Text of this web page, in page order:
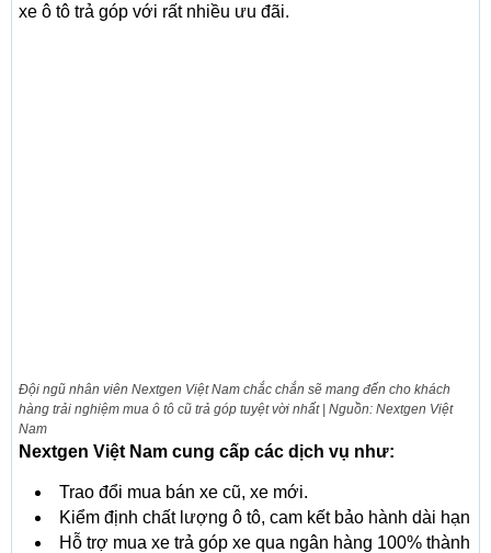
xe ô tô trả góp với rất nhiều ưu đãi.
Đội ngũ nhân viên Nextgen Việt Nam chắc chắn sẽ mang đến cho khách
hàng trải nghiệm mua ô tô cũ trả góp tuyệt vời nhất | Nguồn: Nextgen Việt
Nam
Nextgen Việt Nam cung cấp các dịch vụ như:
Trao đổi mua bán xe cũ, xe mới.
Kiểm định chất lượng ô tô, cam kết bảo hành dài hạn
Hỗ trợ mua xe trả góp xe qua ngân hàng 100% thành